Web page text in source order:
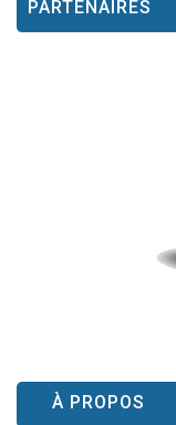
PARTENAIRES
À PROPOS